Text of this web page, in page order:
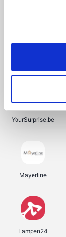
Shein
YourSurprise.be
Mayerline
Lampen24